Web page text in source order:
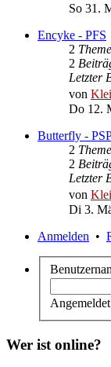
So 31.
Encyke - PFS
2
2
Letzter
von
Do 12.
Butterfly -
2
2
Letzter
von
Di 3.
Anmelden •
Wer ist online?